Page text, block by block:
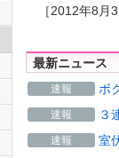
［2012年8月
最新ニュース
速報 ボ
速報 ３
速報 室